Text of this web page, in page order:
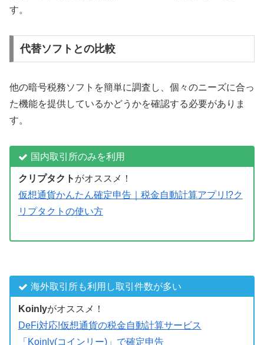
す。
代替ソフトとの比較
他の暗号税務ソフトを簡単に調査し、個々のニーズに合っ
た機能を提供しているかどうかを確認する必要がありま
す。
国内取引所のみを利用
クリプタクト がオススメ！
仮想通貨かんたん確定申告｜税金自動計算アプリ!?ク
リプタクトの使い方
海外取引所も利用し取引件数が多い
Koinlyがオススメ！
DeFi対応!仮想通貨の税金自動計算サービス
「Koinly(コインリー)」で確定申告